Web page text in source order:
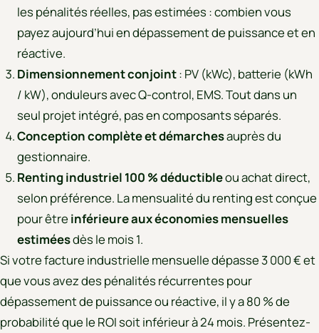
les pénalités réelles, pas estimées : combien vous
payez aujourd’hui en dépassement de puissance et en
réactive.
Dimensionnement conjoint: PV (kWc), batterie (kWh
/ kW), onduleurs avec Q-control, EMS. Tout dans un
seul projet intégré, pas en composants séparés.
Conception complète et démarchesauprès du
gestionnaire.
Renting industriel 100 % déductibleou achat direct,
selon préférence. La mensualité du renting est conçue
pour être inférieure aux économies mensuelles
estiméesdès le mois 1.
Si votre facture industrielle mensuelle dépasse 3 000 € et
que vous avez des pénalités récurrentes pour
dépassement de puissance ou réactive, il y a 80 % de
probabilité que le ROI soit inférieur à 24 mois. Présentez-